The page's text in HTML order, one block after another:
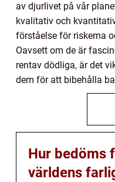
av djurlivet på vår
kvalitativ och
förståelse för riskerna
Oavsett om de är
rentav dödliga, är det
dem för att bibehålla
Hur bedöms
världens